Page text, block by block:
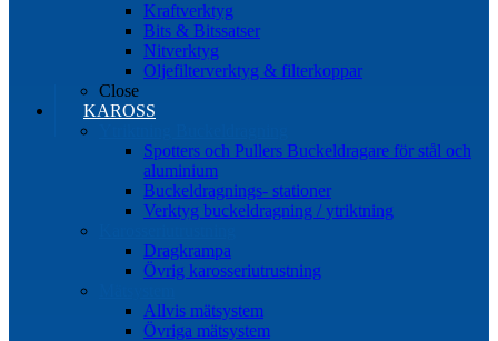
Kraftverktyg
Bits & Bitssatser
Nitverktyg
Oljefilterverktyg & filterkoppar
Close
KAROSS
Spotters och Pullers Buckeldragare för stål och
aluminium
Buckeldragnings- stationer
Verktyg buckeldragning / ytriktning
Dragkrampa
Övrig karosseriutrustning
Allvis mätsystem
Övriga mätsystem